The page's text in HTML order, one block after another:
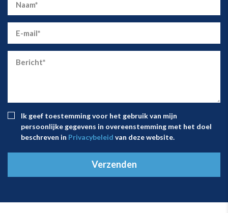
Ik geef toestemming voor het gebruik van mijn
persoonlijke gegevens in overeenstemming met het doel
beschreven in Privacybeleid van deze website.
Verzenden